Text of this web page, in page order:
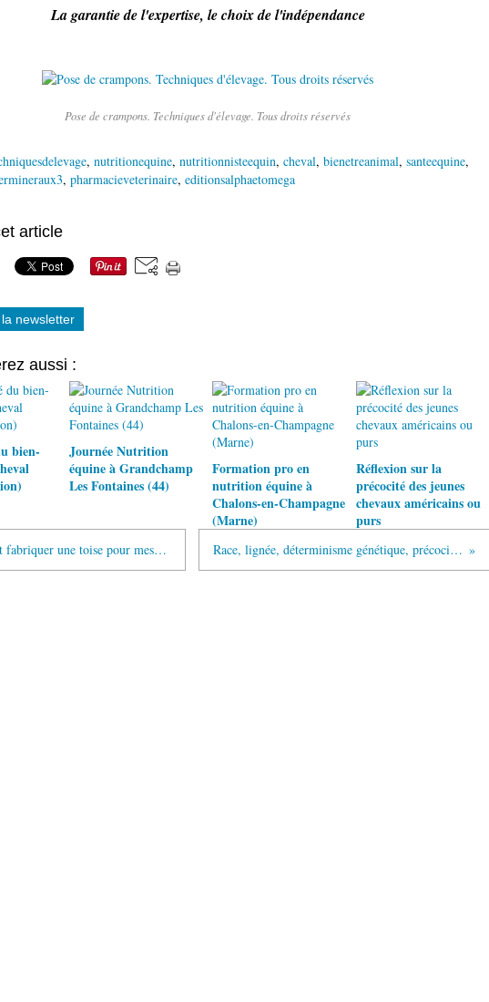
La garantie de l'expertise, le choix de l'indépendance
Pose de crampons. Techniques d'élevage. Tous droits réservés
, nutritionequine, nutritionnisteequin, cheval, bienetreanimal, santeequine,
, pharmacieveterinaire, editionsalphaetomega
article
newsletter
aussi :
bien-
Journée Nutrition
équine à Grandchamp
Les Fontaines (44)
Formation pro en
nutrition équine à
Chalons-en-Champagne
(Marne)
Réflexion sur la
précocité des jeunes
chevaux américains ou
purs
Comment fabriquer une toise pour mesurer facilement la hauteur au garrot ? Race, lignée, déterminisme génétique, précocité du poulain et problèmes pathologiques